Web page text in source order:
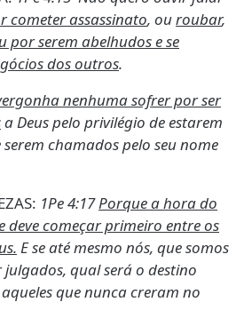
cometer assassinato, ouroubar,
por serem abelhudos e se
dos outros.
nenhuma sofrer por ser
a Deus pelo privilégio de estarem
chamados pelo seu nome
1Pe 4:17Porque a hora do
deve começar primeiro entre os
E se até mesmo nós, que somos
julgados, qual será o destino
que nunca creram no